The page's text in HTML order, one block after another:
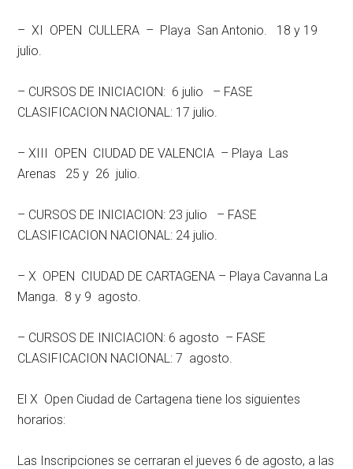
– XI OPEN CULLERA – Playa San Antonio. 18 y 19
julio.
– CURSOS DE INICIACION: 6 julio – FASE
CLASIFICACION NACIONAL: 17 julio.
– XIII OPEN CIUDAD DE VALENCIA – Playa Las
Arenas 25 y 26 julio.
– CURSOS DE INICIACION: 23 julio – FASE
CLASIFICACION NACIONAL: 24 julio.
– X OPEN CIUDAD DE CARTAGENA – Playa Cavanna La
Manga. 8 y 9 agosto.
– CURSOS DE INICIACION: 6 agosto – FASE
CLASIFICACION NACIONAL: 7 agosto.
El X Open Ciudad de Cartagena tiene los siguientes
horarios:
Las Inscripciones se cerraran el jueves 6 de agosto, a las